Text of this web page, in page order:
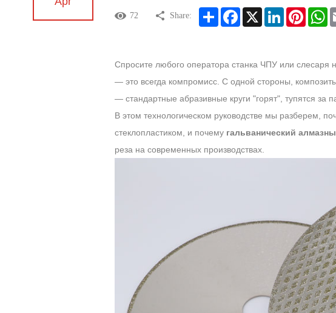
72 Share: Share Facebook
X LinkedInPinterest
Спросите любого оператора станка ЧПУ или слесаря
— это всегда компромисс. С одной стороны,
— стандартные абразивные круги "горят", тупятся за
В этом технологическом руководстве мы разберем,
стеклопластиком, и почему гальванический
реза на современных производствах.